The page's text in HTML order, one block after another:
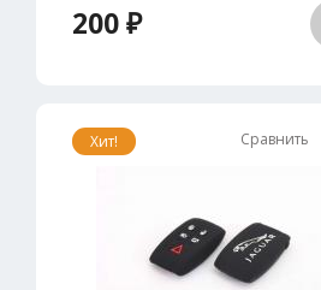
200 ₽
Хит! Сравнить